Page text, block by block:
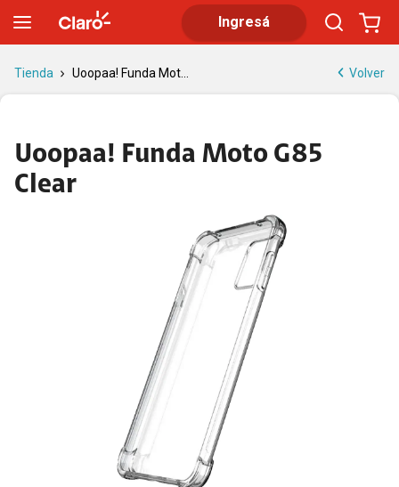
Ingresá
Tienda Uoopaa! Funda Mot... Volver
Uoopaa! Funda Moto G85
Clear
Uoopaa! Funda Moto G85 Clear | Tienda Claro